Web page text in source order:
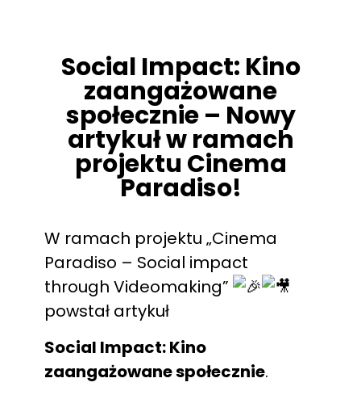
Social Impact: Kino
zaangażowane
społecznie – Nowy
artykuł w ramach
projektu Cinema
Paradiso!
W ramach projektu „Cinema
Paradiso – Social impact
through Videomaking”
powstał artykuł
Social Impact: Kino
zaangażowane społecznie.